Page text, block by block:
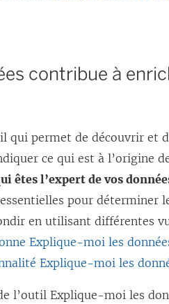
contribue à
qui permet de découvrir et
ce qui est à l’origine
êtes l’expert de vos
pour déterminer
en utilisant différentes
Explique-moi les
Explique-moi les
l’outil Explique-moi les